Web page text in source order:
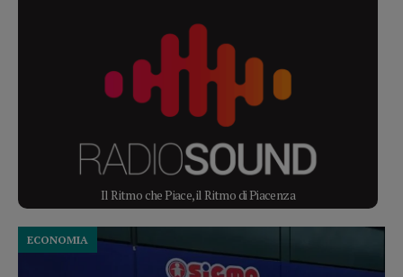
Il Ritmo che Piace, il Ritmo di Piacenza
ECONOMIA